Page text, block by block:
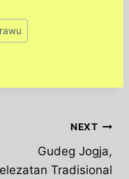
NEXT
Gudeg Jogja,
Tradisional